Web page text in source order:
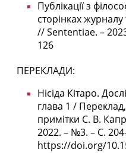
Публікації з
сторінках журналу
// Sententiae. –
126
ПЕРЕКЛАДИ:
Нісіда Кітаро.
глава 1 /
примітки С. В.
2022. – №3. – С.
https://doi.org/